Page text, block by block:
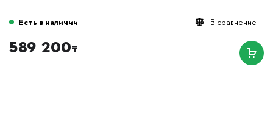
В сравнение
Есть в наличии
589 200₸